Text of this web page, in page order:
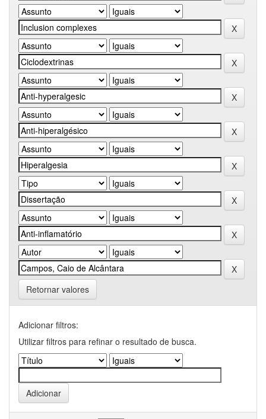
Retornar valores
Adicionar filtros:
Utilizar filtros para refinar o resultado de busca.